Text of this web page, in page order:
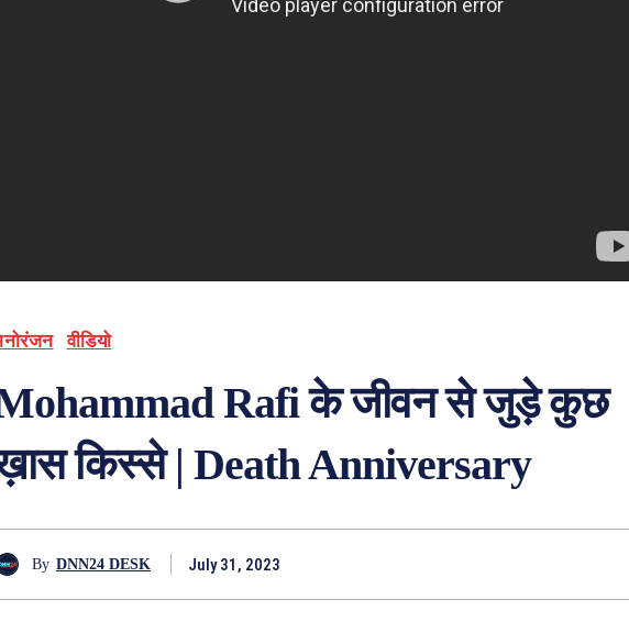
वीडियो
Rafi के जीवन से जुड़े कुछ
किस्से | Death Anniversary
By DNN24 DESK July 31, 2023